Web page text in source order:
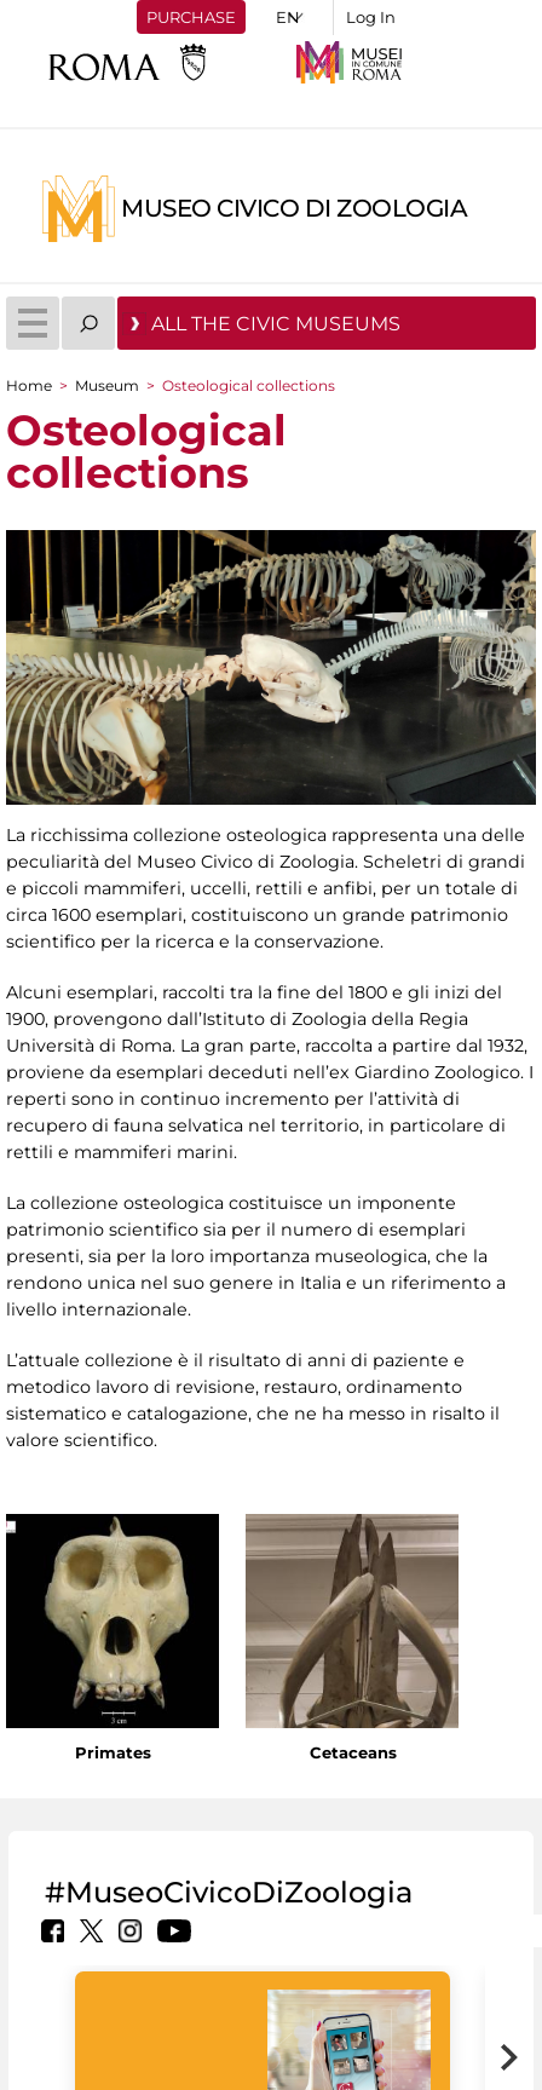
PURCHASE Log In
MUSEO CIVICO DI ZOOLOGIA
ALL THE CIVIC MUSEUMS
You are here
Home > Museum > Osteological collections
Osteological
collections
La ricchissima collezione osteologica rappresenta una delle
peculiarità del Museo Civico di Zoologia. Scheletri di grandi
e piccoli mammiferi, uccelli, rettili e anfibi, per un totale di
circa 1600 esemplari, costituiscono un grande patrimonio
scientifico per la ricerca e la conservazione.
Alcuni esemplari, raccolti tra la fine del 1800 e gli inizi del
1900, provengono dall’Istituto di Zoologia della Regia
Università di Roma. La gran parte, raccolta a partire dal 1932,
proviene da esemplari deceduti nell’ex Giardino Zoologico. I
reperti sono in continuo incremento per l’attività di
recupero di fauna selvatica nel territorio, in particolare di
rettili e mammiferi marini.
La collezione osteologica costituisce un imponente
patrimonio scientifico sia per il numero di esemplari
presenti, sia per la loro importanza museologica, che la
rendono unica nel suo genere in Italia e un riferimento a
livello internazionale.
L’attuale collezione è il risultato di anni di paziente e
metodico lavoro di revisione, restauro, ordinamento
sistematico e catalogazione, che ne ha messo in risalto il
valore scientifico.
Primates Cetaceans
#MuseoCivicoDiZoologia